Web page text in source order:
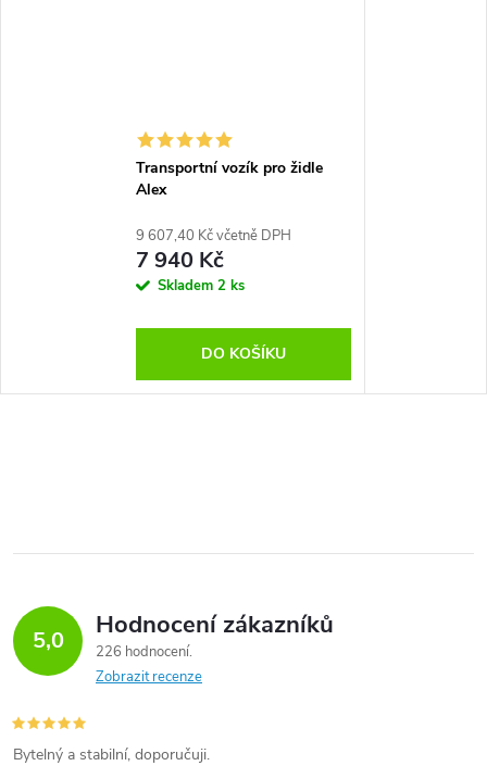
Transportní vozík pro židle
Alex
9 607,40 Kč včetně DPH
7 940 Kč
Skladem 2 ks
DO KOŠÍKU
5,0 Hodnocení zákazníků
226 hodnocení
Zobrazit recenze
Bytelný a stabilní, doporučuji.